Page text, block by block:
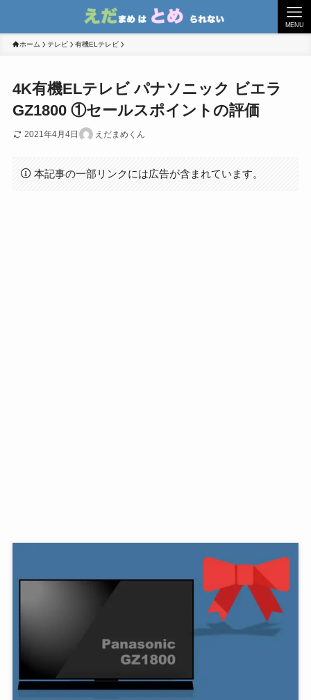
MENU
ホーム テレビ 有機ELテレビ
4K有機ELテレビ パナソニック ビエラ
GZ1800 ①セールスポイントの評価
2021年4月4日 えだまめくん
本記事の一部リンクには広告が含まれています。